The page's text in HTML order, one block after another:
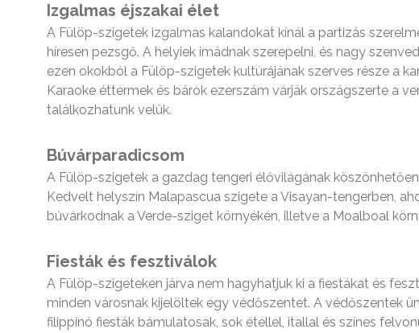
Izgalmas éjszakai élet
A Fülöp-szigetek izgalmas kalandokat kínál a partizás
híresen pezsgő. A helyiek imádnak szerepelni, és nagy
ezen okokból a Fülöp-szigetek kultúrájának szerves része a
Karaoke éttermek és bárok ezerszám várják országszerte a
találkozhatunk velük.
Búvárparadicsom
A Fülöp-szigetek a gazdag tengeri élővilágának
Kedvelt helyszín Malapascua szigete a Visayan-tengerben,
búvárkodnak a Verde-sziget környékén, illetve a Moalboal
Fiesták és fesztiválok
A Fülöp-szigeteken járva nem hagyhatjuk ki a fiestákat és
minden városnak kijelöltek egy védőszentet. A védőszentek
filippínó fiesták bámulatosak, sok étellel, itallal és színes